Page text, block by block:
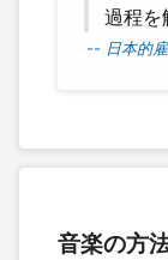
過程を
-- 日本的
音楽の方